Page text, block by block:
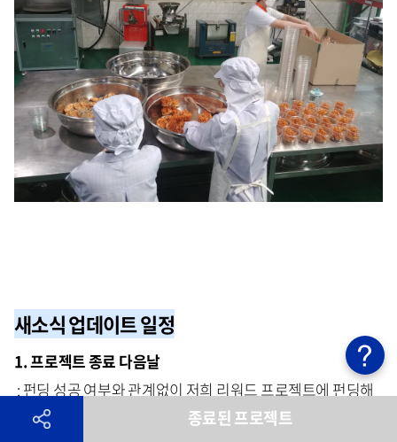
새소식 업데이트 일정
1. 프로젝트 종료 다음날
: 펀딩 성공 여부와 관계없이 저희 리워드 프로젝트에 펀딩해
주신 모든 참여자분들께 감사의 인사를 전하고자
종료된 프로젝트